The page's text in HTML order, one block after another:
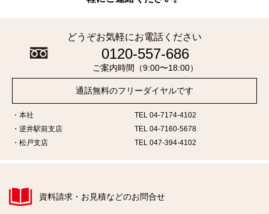
どうぞお気軽にお電話ください
0120-557-686
ご案内時間（9:00〜18:00）
通話無料のフリーダイヤルです
本社
TEL 04-7174-4102
逆井駅前支店
TEL 04-7160-5678
松戸支店
TEL 047-394-4102
資料請求・お見積などのお問合せ